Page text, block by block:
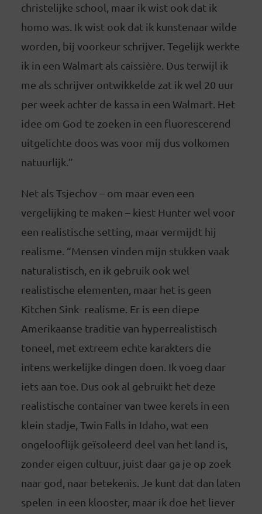
christelijke school, maar ik wist ook dat ik
homo was. Ik wist ook dat ik kunstenaar wilde
worden, bij voorkeur schrijver. Tegelijk werkte
ik in een Walmart als caissière. Dus terwijl ik
me als schrijver ontwikkelde zat ik wel 20 uur
per week achter de kassa in een Walmart. Het
idee om God te zoeken in een fluorescerend
uitgelichte doos was voor mij dus volkomen
natuurlijk.”
Net als Tsjechov – om maar even een
vergelijking te maken – kiest Hunter wel voor
een realistische setting, maar vermijdt hij
realisme. “Mensen vinden mijn stukken vaak
naturalistisch, en ik gebruik ook wel
realistische elementen, maar het is geen
Kitchen Sink- realisme. Er is een diepe
Amerikaanse traditie van hyperrealistisch
toneel, met extreem echte karakters die
intens werkelijke dingen doen. Ik voeg daar
iets aan toe. Dus ook al gebruikt het deze
realistische container van twee kerels in een
klein stadje, Twin Falls in Idaho, wat een
ongelooflijk geïsoleerd deel van het land is,
zonder eigen cultuur, juist daar ga je op zoek
naar god, naar betekenis. Je kunt dat dan laten
spelen in een klooster, maar ik doe het liever